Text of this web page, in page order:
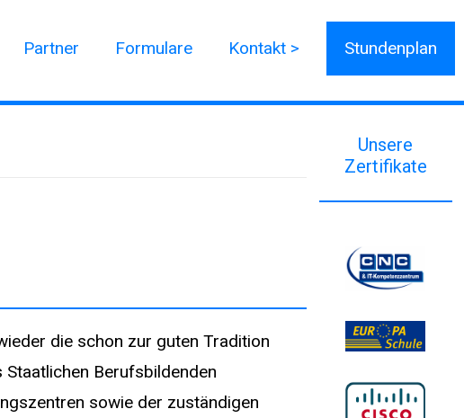
Partner Formulare Kontakt > Stundenplan
die schon zur guten Tradition
Berufsbildenden
sowie der zuständigen
Unsere
Zertifikate